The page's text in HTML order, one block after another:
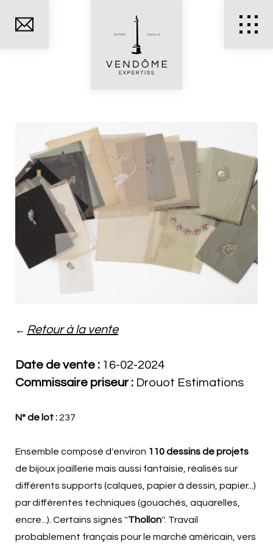
← Retour à la vente
Date de vente : 16-02-2024
Commissaire priseur : Drouot Estimations
N° de lot : 237
Ensemble composé d'environ 110 dessinsde projets
de bijoux joaillerie mais aussi fantaisie, réalisés sur
différents supports (calques, papier à dessin, papier...)
par différentes techniques (gouachés, aquarelles,
encre...). Certains signés ''Thollon''. Travail
probablement français pour le marché américain, vers